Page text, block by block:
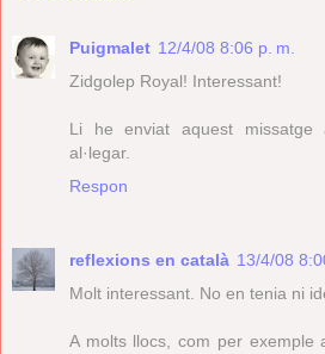
Puigmalet 12/4/08 8:06 p. m.
Zidgolep Royal! Interessant!
Li he enviat aquest
al·legar.
Respon
reflexions en català 13/4/08
Molt interessant. No en tenia ni
A molts llocs, com per exemple